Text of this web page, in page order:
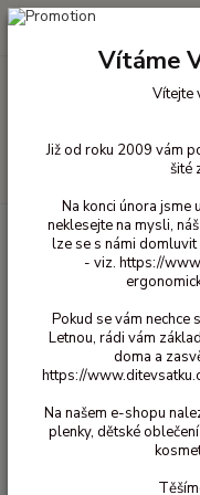
+420 603 818 836
Bavlněné oblečení pro
122/128
Spodní kalhotky
Spodní
Hvězdičky
Vítáme
Vítejte
Již od roku 2009 vám
šité
Na konci února jsme
neklesejte na mysli,
lze se s námi domluvit
- viz. https://
Pokud se vám nechce
Letnou, rádi vám
doma a
https://
Na našem e-shopu
plenky, dětské